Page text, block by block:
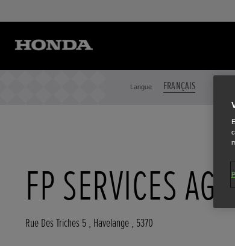
Langue FRANÇAIS
FP SERVICES
Rue Des Triches 5 , Havelange , 5370